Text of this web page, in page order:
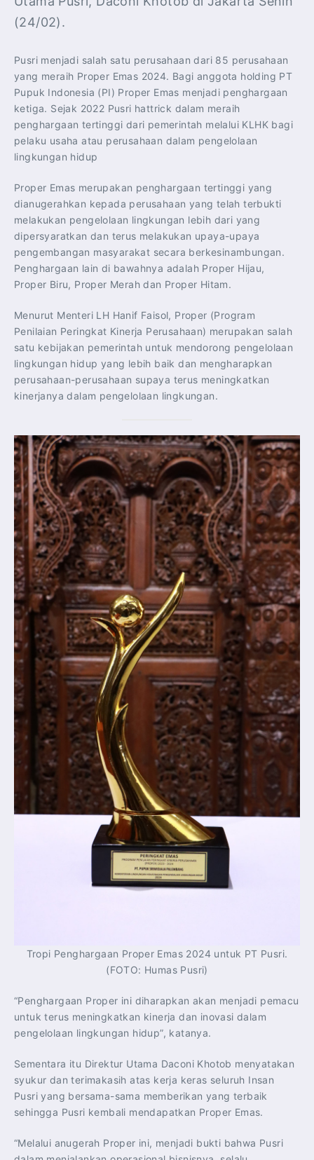
(24/02).
Pusri menjadi salah satu perusahaan dari 85 perusahaan
yang meraih Proper Emas 2024. Bagi anggota holding PT
Pupuk Indonesia (PI) Proper Emas menjadi penghargaan
ketiga. Sejak 2022 Pusri hattrick dalam meraih
penghargaan tertinggi dari pemerintah melalui KLHK bagi
pelaku usaha atau perusahaan dalam pengelolaan
lingkungan hidup
Proper Emas merupakan penghargaan tertinggi yang
dianugerahkan kepada perusahaan yang telah terbukti
melakukan pengelolaan lingkungan lebih dari yang
dipersyaratkan dan terus melakukan upaya-upaya
pengembangan masyarakat secara berkesinambungan.
Penghargaan lain di bawahnya adalah Proper Hijau,
Proper Biru, Proper Merah dan Proper Hitam.
Menurut Menteri LH Hanif Faisol, Proper (Program
Penilaian Peringkat Kinerja Perusahaan) merupakan salah
satu kebijakan pemerintah untuk mendorong pengelolaan
lingkungan hidup yang lebih baik dan mengharapkan
perusahaan-perusahaan supaya terus meningkatkan
kinerjanya dalam pengelolaan lingkungan.
Tropi Penghargaan Proper Emas 2024 untuk PT Pusri.
(FOTO: Humas Pusri)
“Penghargaan Proper ini diharapkan akan menjadi pemacu
untuk terus meningkatkan kinerja dan inovasi dalam
pengelolaan lingkungan hidup”, katanya.
Sementara itu Direktur Utama Daconi Khotob menyatakan
syukur dan terimakasih atas kerja keras seluruh Insan
Pusri yang bersama-sama memberikan yang terbaik
sehingga Pusri kembali mendapatkan Proper Emas.
“Melalui anugerah Proper ini, menjadi bukti bahwa Pusri